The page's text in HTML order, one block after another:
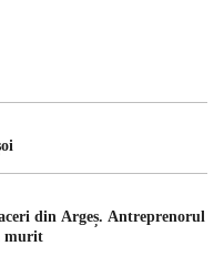
din Argeș. Antreprenorul
murit